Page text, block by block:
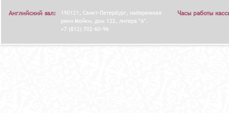
Р
И
Английский зал:
190121, Санкт-Петербург, набережная
реки Мойки, дом 122, литера "А".
+7 (812) 702-60-96
Часы работы